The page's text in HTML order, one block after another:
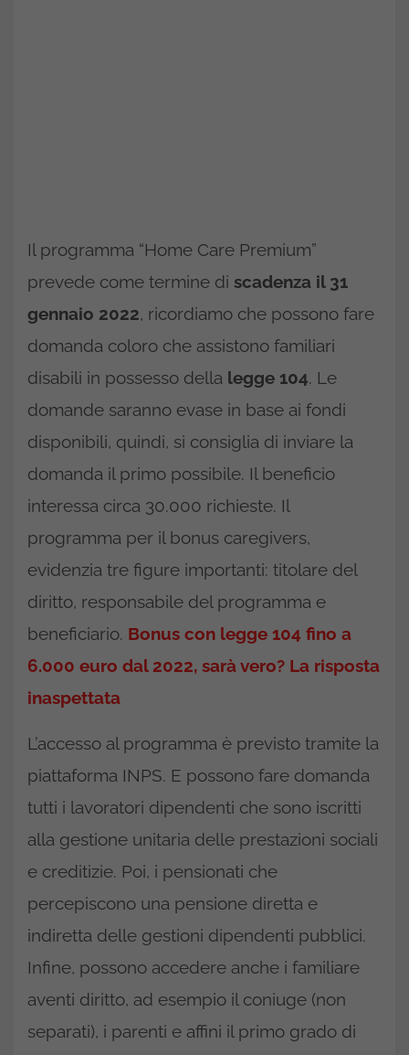
Il programma “Home Care Premium”
prevede come termine di scadenza il 31
gennaio 2022, ricordiamo che possono fare
domanda coloro che assistono familiari
disabili in possesso della legge 104. Le
domande saranno evase in base ai fondi
disponibili, quindi, si consiglia di inviare la
domanda il primo possibile. Il beneficio
interessa circa 30.000 richieste. Il
programma per il bonus caregivers,
evidenzia tre figure importanti: titolare del
diritto, responsabile del programma e
beneficiario. Bonus con legge 104 fino a
6.000 euro dal 2022, sarà vero? La risposta
inaspettata
L’accesso al programma è previsto tramite la
piattaforma INPS. E possono fare domanda
tutti i lavoratori dipendenti che sono iscritti
alla gestione unitaria delle prestazioni sociali
e creditizie. Poi, i pensionati che
percepiscono una pensione diretta e
indiretta delle gestioni dipendenti pubblici.
Infine, possono accedere anche i familiare
aventi diritto, ad esempio il coniuge (non
separati), i parenti e affini il primo grado di